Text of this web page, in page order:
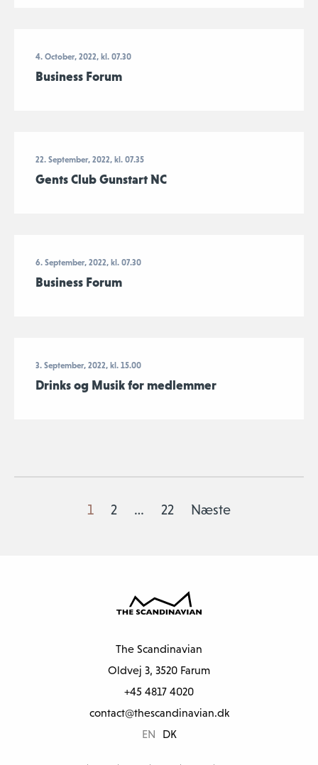
4. October, 2022, kl. 07.30
Business Forum
22. September, 2022, kl. 07.35
Gents Club Gunstart NC
6. September, 2022, kl. 07.30
Business Forum
3. September, 2022, kl. 15.00
Drinks og Musik for medlemmer
1 2 … 22 Næste
The Scandinavian
Oldvej 3, 3520 Farum
+45 4817 4020
contact@thescandinavian.dk
EN
DK